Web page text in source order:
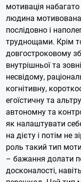
мотивація
людина мотивована
послідовно і
труднощами. Крім
довгостроковому
внутрішньої та
несвідому,
когнітивну,
егоїстичну та
автономну та
як налаштувати
на дієту і потім не
роль такий тип
– бажання долати
досконалості,